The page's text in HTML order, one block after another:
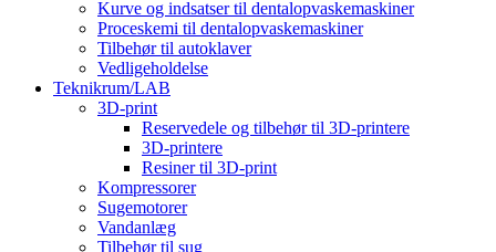
Kurve og indsatser til dentalopvaskemaskiner
Proceskemi til dentalopvaskemaskiner
Tilbehør til autoklaver
Vedligeholdelse
Teknikrum/LAB
3D-print
Reservedele og tilbehør til 3D-printere
3D-printere
Resiner til 3D-print
Kompressorer
Sugemotorer
Vandanlæg
Tilbehør til sug